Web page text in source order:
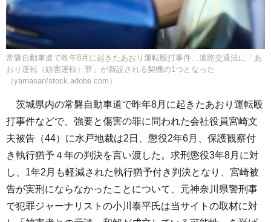
常磐自動車道で昨年8月に起きたあおり運転殴打事件…道路交通法に「あ
おり運転（妨害運転）罪」が新設される契機の1つとなった
（yamasan/stock.adobe.com）
茨城県内の常磐自動車道で昨年8月に起きたあおり運転殴
打事件などで、強要と傷害の罪に問われた会社役員宮崎文
夫被告（44）に水戸地裁は2日、懲役2年6月、保護観察付
き執行猶予４年の判決を言い渡した。求刑懲役3年8月に対
し、1年2月も軽減された執行猶予付き判決となり、宮崎被
告が実刑にならなかったことについて、元神奈川県警刑事
で犯罪ジャーナリストの小川泰平氏は当サイトの取材に対